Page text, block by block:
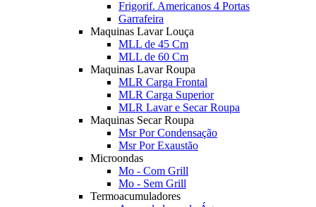
Frigorif. Americanos 4 Portas
Garrafeira
Maquinas Lavar Louça
MLL de 45 Cm
MLL de 60 Cm
Maquinas Lavar Roupa
MLR Carga Frontal
MLR Carga Superior
MLR Lavar e Secar Roupa
Maquinas Secar Roupa
Msr Por Condensação
Msr Por Exaustão
Microondas
Mo - Com Grill
Mo - Sem Grill
Termoacumuladores